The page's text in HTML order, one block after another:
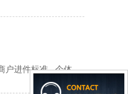
户进件标准 个体